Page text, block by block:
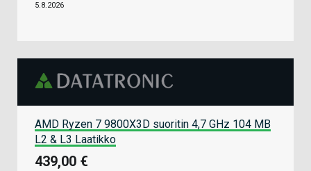
5.8.2026
AMD Ryzen 7 9800X3D suoritin 4,7 GHz 104 MB
L2 & L3 Laatikko
439,00 €